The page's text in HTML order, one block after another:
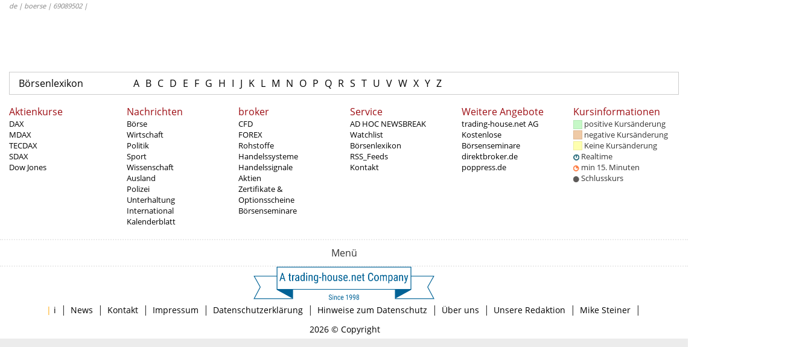
de | boerse | 69089502 |
Börsenlexikon A B C D E F G H I J K L M N O P Q R S T U V W X Y Z
Aktienkurse
DAX
MDAX
TECDAX
SDAX
Dow Jones
Nachrichten
Börse
Wirtschaft
Politik
Sport
Wissenschaft
Ausland
Polizei
Unterhaltung
International
Kalenderblatt
broker
CFD
FOREX
Rohstoffe
Handelssysteme
Handelssignale
Aktien
Zertifikate &
Optionsscheine
Börsenseminare
Service
AD HOC NEWSBREAK
Watchlist
Börsenlexikon
RSS_Feeds
Kontakt
Weitere Angebote
trading-house.net AG
Kostenlose
Börsenseminare
direktbroker.de
poppress.de
Kursinformationen
positive Kursänderung
negative Kursänderung
Keine Kursänderung
Realtime
min 15. Minuten
Schlusskurs
Menü
| i | News | Kontakt | Impressum | Datenschutzerklärung | Hinweise zum Datenschutz | Über uns | Unsere Redaktion | Mike Steiner |
2026 © Copyright